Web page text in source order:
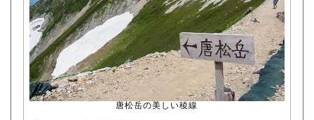
唐松岳の美しい稜線